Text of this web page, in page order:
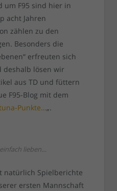
um F95 sind hier in
acht Jahren
zählen zu den
Besonders die
erfreuten sich
deshalb lösen wir
aus TD und füttern
F95-Blog mit dem
Punkte…„.
lieben…
natürlich Spielberichte
ersten Mannschaft